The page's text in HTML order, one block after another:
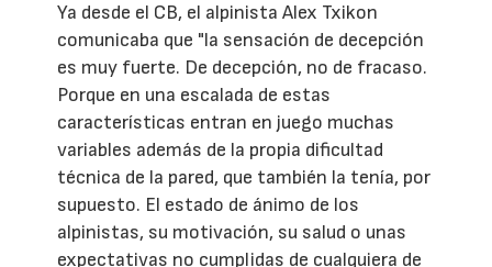
Ya desde el CB, el alpinista Alex Txikon
comunicaba que "la sensación de decepción
es muy fuerte. De decepción, no de fracaso.
Porque en una escalada de estas
características entran en juego muchas
variables además de la propia dificultad
técnica de la pared, que también la tenía, por
supuesto. El estado de ánimo de los
alpinistas, su motivación, su salud o unas
expectativas no cumplidas de cualquiera de